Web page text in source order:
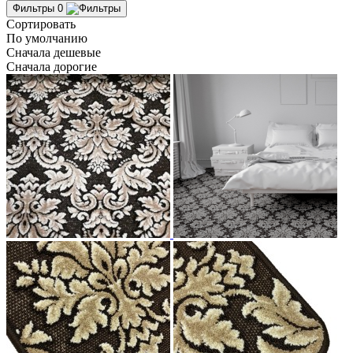
Фильтры 0
Сортировать
По умолчанию
Сначала дешевые
Сначала дорогие